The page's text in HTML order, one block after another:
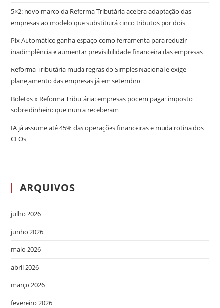
5×2: novo marco da Reforma Tributária acelera adaptação das
empresas ao modelo que substituirá cinco tributos por dois
Pix Automático ganha espaço como ferramenta para reduzir
inadimplência e aumentar previsibilidade financeira das empresas
Reforma Tributária muda regras do Simples Nacional e exige
planejamento das empresas já em setembro
Boletos x Reforma Tributária: empresas podem pagar imposto
sobre dinheiro que nunca receberam
IA já assume até 45% das operações financeiras e muda rotina dos
CFOs
ARQUIVOS
julho 2026
junho 2026
maio 2026
abril 2026
março 2026
fevereiro 2026